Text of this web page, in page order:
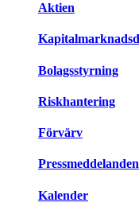
Aktien
Bolagsstyrning
Riskhantering
Förvärv
Pressmeddelanden
Kalender